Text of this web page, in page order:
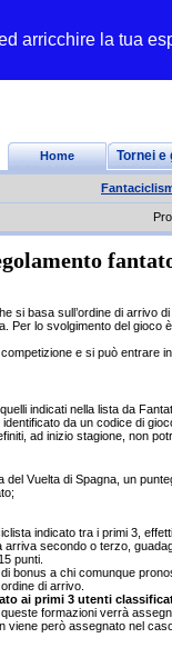
arricchire la tua
Home Tornei e
si basa sull’ordine di arrivo
Per lo svolgimento del gioco
e si può entrare
indicati nella lista da
da un codice di
ad inizio stagione, non
Vuelta di Spagna, un
indicato tra i primi 3,
arriva secondo o terzo,
punti.
bonus a chi comunque
di arrivo.
ai primi 3 utenti
formazioni verrà
viene però assegnato nel